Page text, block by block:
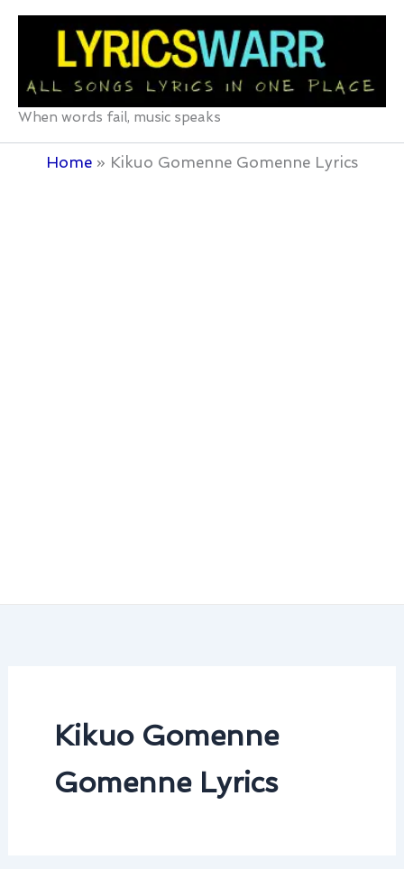
Skip
When words fail, music speaks
Home Kikuo Gomenne Gomenne Lyrics
Kikuo Gomenne
Gomenne Lyrics